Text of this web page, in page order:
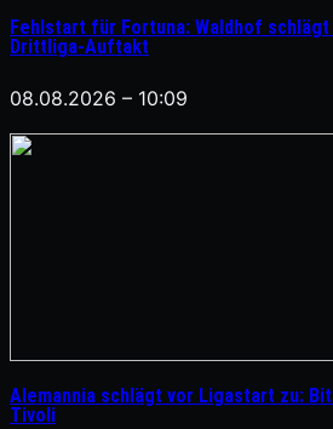
Fehlstart für Fortuna: Waldhof
Drittliga-Auftakt
08.08.2026 – 10:09
Alemannia schlägt vor Ligastart zu:
Tivoli